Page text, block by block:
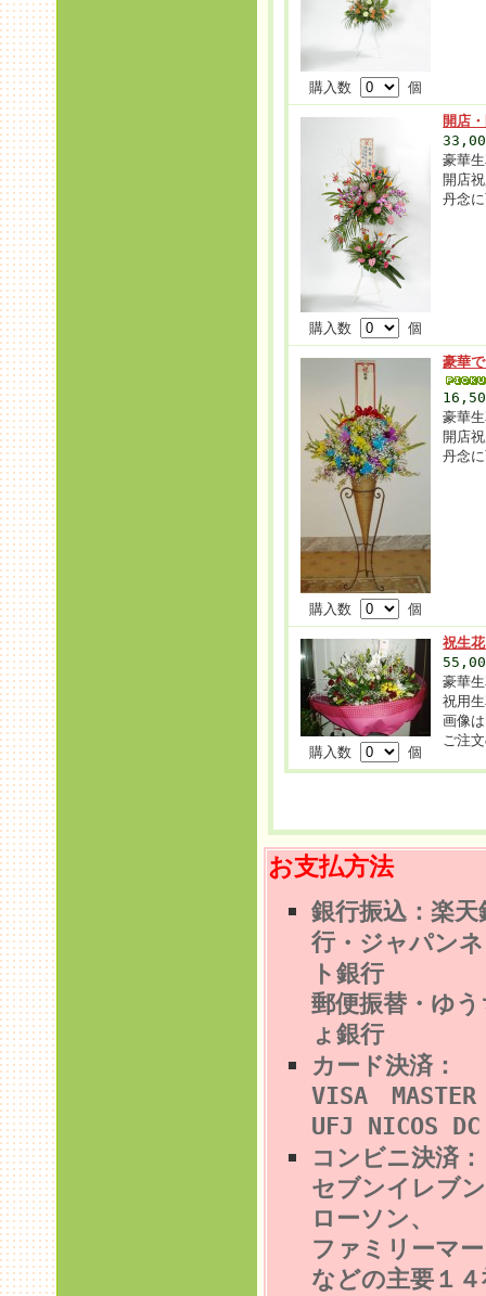
購入数 個
購入数 個
開店
豪華
開店
丹念
購入数 個
豪華
豪華
開店
丹念
購入数 個
祝生
豪華
祝用
画像
ご注
お支払方法
銀行振込：楽天
行・ジャパン
ト銀行
郵便振替・ゆ
ょ銀行
カード決済：
VISA
UFJ NICOS DC
コンビニ決済
セブンイレブ
ローソン、
ファミリーマ
などの主要１